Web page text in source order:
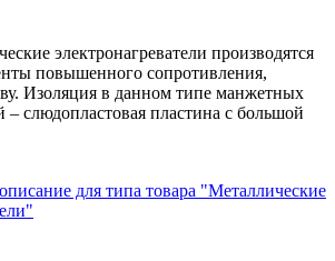
электронагреватели производятся
повышенного сопротивления,
Изоляция в данном типе манжетных
– слюдопластовая пластина с большой
для типа товара "Металлические